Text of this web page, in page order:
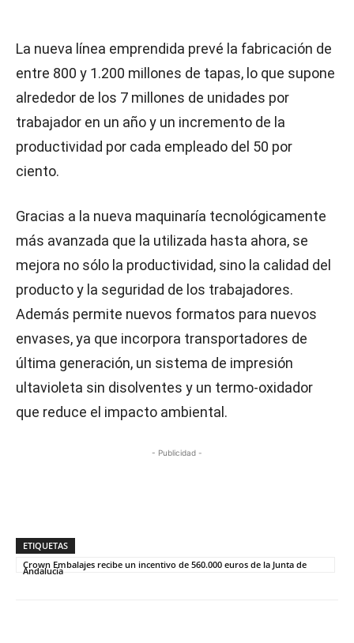
La nueva línea emprendida prevé la fabricación de
entre 800 y 1.200 millones de tapas, lo que supone
alrededor de los 7 millones de unidades por
trabajador en un año y un incremento de la
productividad por cada empleado del 50 por
ciento.
Gracias a la nueva maquinaría tecnológicamente
más avanzada que la utilizada hasta ahora, se
mejora no sólo la productividad, sino la calidad del
producto y la seguridad de los trabajadores.
Además permite nuevos formatos para nuevos
envases, ya que incorpora transportadores de
última generación, un sistema de impresión
ultavioleta sin disolventes y un termo-oxidador
que reduce el impacto ambiental.
- Publicidad -
ETIQUETAS
Crown Embalajes recibe un incentivo de 560.000 euros de la Junta de
Andalucía